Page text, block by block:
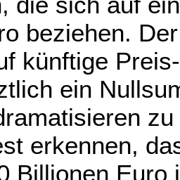
beziehen.
künftige
ein
erkennen,
Billionen Euro